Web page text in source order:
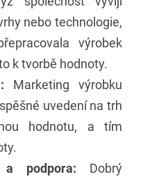
nebo technologie,
výrobek
k tvorbě hodnoty.
Marketing výrobku
uvedení na trh
hodnotu, a tím
a podpora: Dobrý